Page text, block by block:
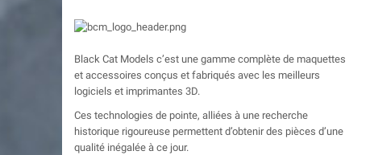
Black Cat Models c’est une gamme complète de maquettes
et accessoires conçus et fabriqués avec les meilleurs
logiciels et imprimantes 3D.
Ces technologies de pointe, alliées à une recherche
historique rigoureuse permettent d’obtenir des pièces d’une
qualité inégalée à ce jour.